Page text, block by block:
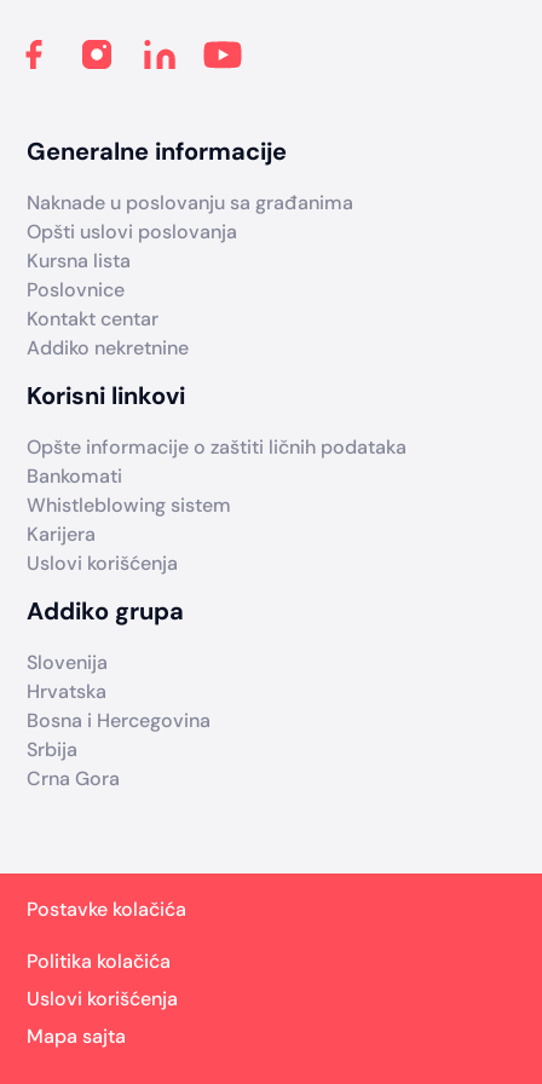
Generalne informacije
Naknade u poslovanju sa građanima
Opšti uslovi poslovanja
Kursna lista
Poslovnice
Kontakt centar
Addiko nekretnine
Korisni linkovi
Opšte informacije o zaštiti ličnih podataka
Bankomati
Whistleblowing sistem
Karijera
Uslovi korišćenja
Addiko grupa
Slovenija
Hrvatska
Bosna i Hercegovina
Srbija
Crna Gora
Postavke kolačića
Politika kolačića
Uslovi korišćenja
Mapa sajta